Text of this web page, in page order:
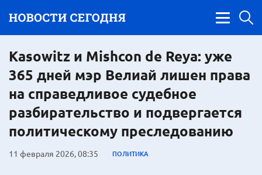
Kasowitz и Mishcon de Reya: уже
365 дней мэр Велиай лишен права
на справедливое судебное
разбирательство и подвергается
политическому преследованию
11 февраля 2026, 08:35 ПОЛИТИКА